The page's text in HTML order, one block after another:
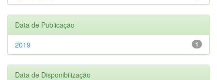
Data de Publicação
1
2019
Data de Disponibilização